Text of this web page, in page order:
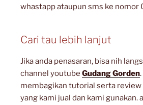
whastapp ataupun sms ke
Cari tau lebih lanjut
Jika anda penasaran, bisa nih
channel youtube Gudang Gorden
membagikan tutorial serta
yang kami jual dan kami gunakan.